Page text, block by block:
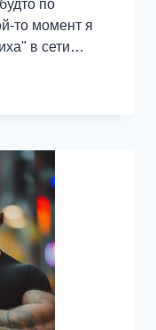
по
то момент я
в сети…